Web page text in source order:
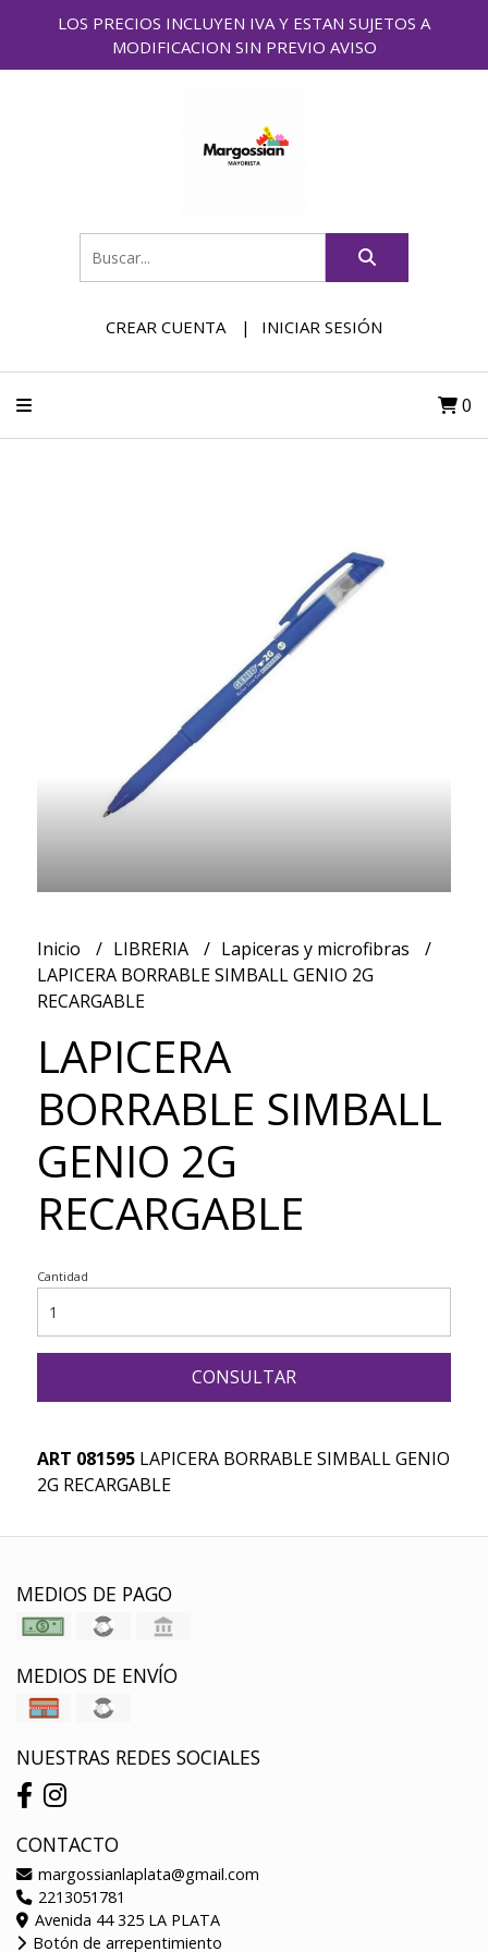
LOS PRECIOS INCLUYEN IVA Y ESTAN SUJETOS A
MODIFICACION SIN PREVIO AVISO
CREAR CUENTA INICIAR SESIÓN
0
Inicio LIBRERIA
Lapiceras y microfibras
LAPICERA BORRABLE SIMBALL GENIO 2G
RECARGABLE
LAPICERA
BORRABLE SIMBALL
GENIO 2G
RECARGABLE
Cantidad
CONSULTAR
ART 081595LAPICERA BORRABLE SIMBALL GENIO
2G RECARGABLE
MEDIOS DE PAGO
MEDIOS DE ENVÍO
NUESTRAS REDES SOCIALES
CONTACTO
margossianlaplata@gmail.com
2213051781
Avenida 44 325 LA PLATA
Botón de arrepentimiento